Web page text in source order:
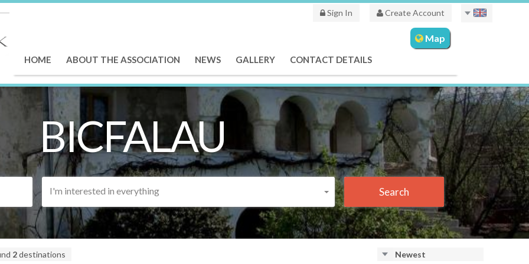
Sign In Create Account
HOME ABOUT THE ASSOCIATION NEWS GALLERY CONTACT DETAILS
Map
BICFALAU
I'm interested in everything Search
2destinations Newest